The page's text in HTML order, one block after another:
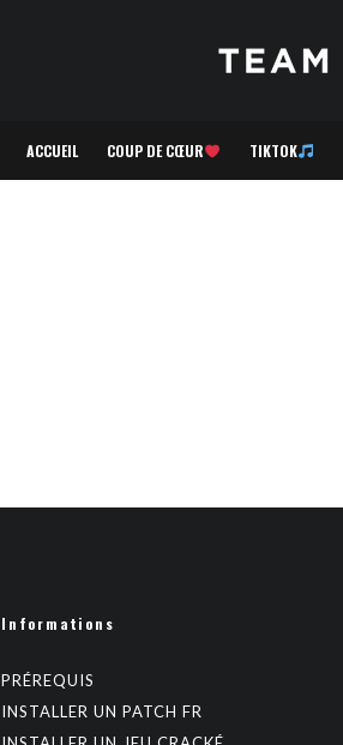
ACCUEIL COUP DE CŒUR TIKTOK
Informations
PRÉREQUIS
INSTALLER UN PATCH FR